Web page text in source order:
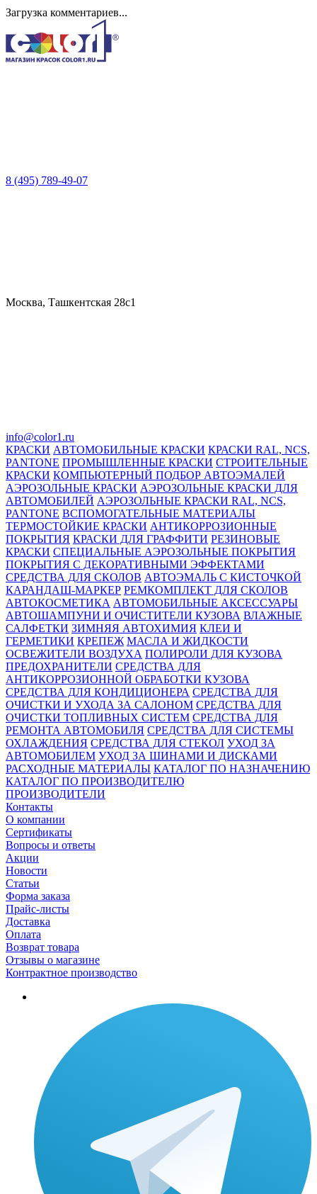
Загрузка комментариев...
8 (495) 789-49-07
Москва, Ташкентская 28с1
info@color1.ru
КРАСКИ АВТОМОБИЛЬНЫЕ КРАСКИ КРАСКИ RAL, NCS,
PANTONE ПРОМЫШЛЕННЫЕ КРАСКИ СТРОИТЕЛЬНЫЕ
КРАСКИ КОМПЬЮТЕРНЫЙ ПОДБОР АВТОЭМАЛЕЙ
АЭРОЗОЛЬНЫЕ КРАСКИ АЭРОЗОЛЬНЫЕ КРАСКИ ДЛЯ
АВТОМОБИЛЕЙ АЭРОЗОЛЬНЫЕ КРАСКИ RAL, NCS,
PANTONE ВСПОМОГАТЕЛЬНЫЕ МАТЕРИАЛЫ
ТЕРМОСТОЙКИЕ КРАСКИ АНТИКОРРОЗИОННЫЕ
ПОКРЫТИЯ КРАСКИ ДЛЯ ГРАФФИТИ РЕЗИНОВЫЕ
КРАСКИ СПЕЦИАЛЬНЫЕ АЭРОЗОЛЬНЫЕ ПОКРЫТИЯ
ПОКРЫТИЯ С ДЕКОРАТИВНЫМИ ЭФФЕКТАМИ
СРЕДСТВА ДЛЯ СКОЛОВ АВТОЭМАЛЬ С КИСТОЧКОЙ
КАРАНДАШ-МАРКЕР РЕМКОМПЛЕКТ ДЛЯ СКОЛОВ
АВТОКОСМЕТИКА АВТОМОБИЛЬНЫЕ АКСЕССУАРЫ
АВТОШАМПУНИ И ОЧИСТИТЕЛИ КУЗОВА ВЛАЖНЫЕ
САЛФЕТКИ ЗИМНЯЯ АВТОХИМИЯ КЛЕИ И
ГЕРМЕТИКИ КРЕПЕЖ МАСЛА И ЖИДКОСТИ
ОСВЕЖИТЕЛИ ВОЗДУХА ПОЛИРОЛИ ДЛЯ КУЗОВА
ПРЕДОХРАНИТЕЛИ СРЕДСТВА ДЛЯ
АНТИКОРРОЗИОННОЙ ОБРАБОТКИ КУЗОВА
СРЕДСТВА ДЛЯ КОНДИЦИОНЕРА СРЕДСТВА ДЛЯ
ОЧИСТКИ И УХОДА ЗА САЛОНОМ СРЕДСТВА ДЛЯ
ОЧИСТКИ ТОПЛИВНЫХ СИСТЕМ СРЕДСТВА ДЛЯ
РЕМОНТА АВТОМОБИЛЯ СРЕДСТВА ДЛЯ СИСТЕМЫ
ОХЛАЖДЕНИЯ СРЕДСТВА ДЛЯ СТЕКОЛ УХОД ЗА
АВТОМОБИЛЕМ УХОД ЗА ШИНАМИ И ДИСКАМИ
РАСХОДНЫЕ МАТЕРИАЛЫ КАТАЛОГ ПО НАЗНАЧЕНИЮ
КАТАЛОГ ПО ПРОИЗВОДИТЕЛЮ
ПРОИЗВОДИТЕЛИ
Контакты
О компании
Сертификаты
Вопросы и ответы
Акции
Новости
Статьи
Форма заказа
Прайс-листы
Доставка
Оплата
Возврат товара
Отзывы о магазине
Контрактное производство